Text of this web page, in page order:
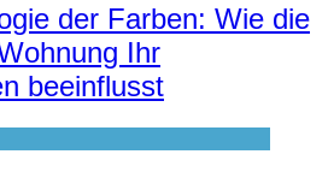
der Farben: Wie die
Ihr
beeinflusst